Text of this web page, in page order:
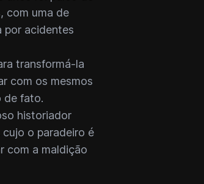
com uma de
por acidentes
transformá-la
com os mesmos
de fato.
historiador
o paradeiro é
com a maldição